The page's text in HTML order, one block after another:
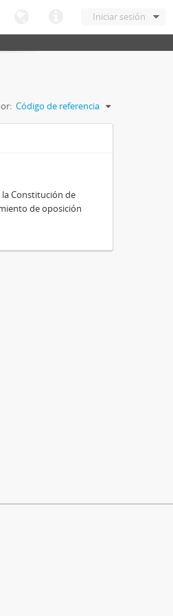
Iniciar sesión
Código de referencia
Constitución de
de oposición